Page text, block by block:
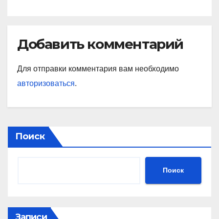
Добавить комментарий
Для отправки комментария вам необходимо
авторизоваться.
Поиск
Поиск